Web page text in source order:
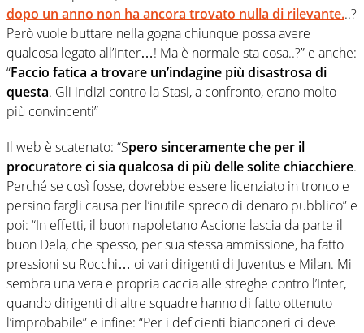
dopo un anno non ha ancora trovato nulla di rilevante...?
Però vuole buttare nella gogna chiunque possa avere
qualcosa legato all’Inter…! Ma è normale sta cosa..?” e anche:
“Faccio fatica a trovare un’indagine più disastrosa di
questa. Gli indizi contro la Stasi, a confronto, erano molto
più convincenti”
Il web è scatenato: “Spero sinceramente che per il
procuratore ci sia qualcosa di più delle solite chiacchiere.
Perché se così fosse, dovrebbe essere licenziato in tronco e
persino fargli causa per l’inutile spreco di denaro pubblico” e
poi: “In effetti, il buon napoletano Ascione lascia da parte il
buon Dela, che spesso, per sua stessa ammissione, ha fatto
pressioni su Rocchi… oi vari dirigenti di Juventus e Milan. Mi
sembra una vera e propria caccia alle streghe contro l’Inter,
quando dirigenti di altre squadre hanno di fatto ottenuto
l’improbabile” e infine: “Per i deficienti bianconeri ci deve